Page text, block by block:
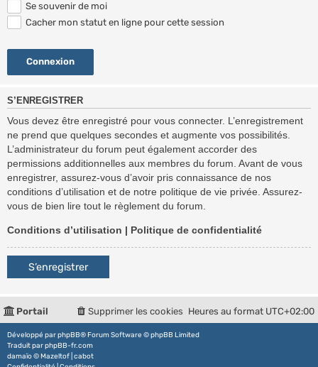
Se souvenir de moi
Cacher mon statut en ligne pour cette session
S’ENREGISTRER
Vous devez être enregistré pour vous connecter. L’enregistrement
ne prend que quelques secondes et augmente vos possibilités.
L’administrateur du forum peut également accorder des
permissions additionnelles aux membres du forum. Avant de vous
enregistrer, assurez-vous d’avoir pris connaissance de nos
conditions d’utilisation et de notre politique de vie privée. Assurez-
vous de bien lire tout le règlement du forum.
Conditions d’utilisation | Politique de confidentialité
S’enregistrer
Portail Heures au format UTC+02:00
Supprimer les cookies
Développé parphpBB® Forum Software © phpBB Limited
Traduit parphpBB-fr.com
damaïo © Mazeltof cabot